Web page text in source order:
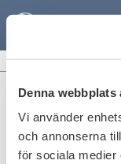
Denna webbplats
Vi använder
och annonserna
för sociala medier
Technical
recovery